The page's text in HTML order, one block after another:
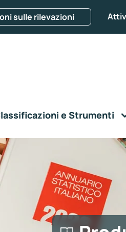
sulle rilevazioni
e Strumenti